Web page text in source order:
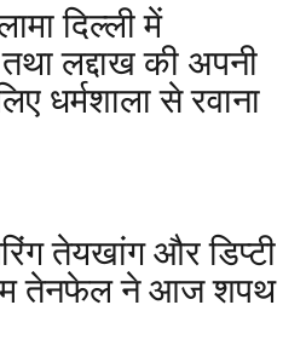
दिल्ली में
लद्दाख की अपनी
धर्मशाला से रवाना
तेयखांग और डिप्टी
तेनफेल ने आज शपथ